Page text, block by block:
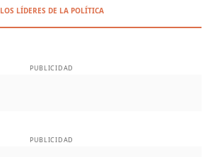
LOS LÍDERES DE LA POLÍTICA
PUBLICIDAD
PUBLICIDAD